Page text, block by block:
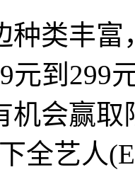
种类丰
元到299
机会赢
全艺人